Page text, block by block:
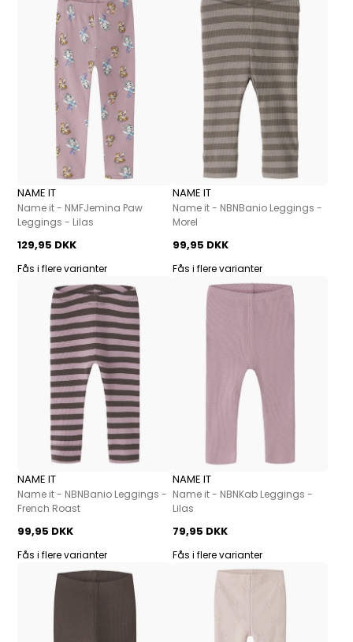
NAME IT
Name it - NMFJemina Paw
Leggings - Lilas
129,95 DKK
Fås i flere varianter
NAME IT
Name it - NBNBanio Leggings -
Morel
99,95 DKK
Fås i flere varianter
NAME IT
Name it - NBNBanio Leggings -
French Roast
99,95 DKK
Fås i flere varianter
NAME IT
Name it - NBNKab Leggings -
Lilas
79,95 DKK
Fås i flere varianter